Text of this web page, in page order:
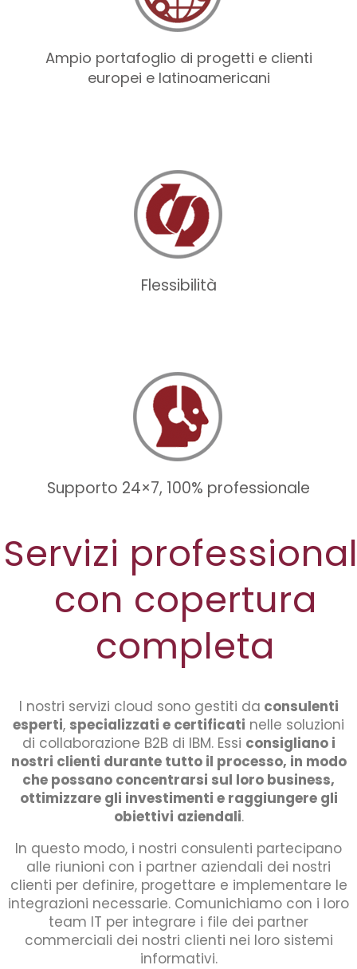
Ampio portafoglio di progetti e clienti
europei e latinoamericani
Flessibilità
Supporto 24×7, 100% professionale
Servizi
con copertura
completa
I nostri servizi cloud sono gestiti da consulenti
esperti, specializzati e certificati nelle soluzioni
di collaborazione B2B di IBM. Essi consigliano i
nostri clienti durante tutto il processo, in modo
che possano concentrarsi sul loro business,
ottimizzare gli investimenti e raggiungere gli
obiettivi aziendali.
In questo modo, i nostri consulenti partecipano
alle riunioni con i partner aziendali dei nostri
clienti per definire, progettare e implementare le
integrazioni necessarie. Comunichiamo con i loro
team IT per integrare i file dei partner
commerciali dei nostri clienti nei loro sistemi
informativi.